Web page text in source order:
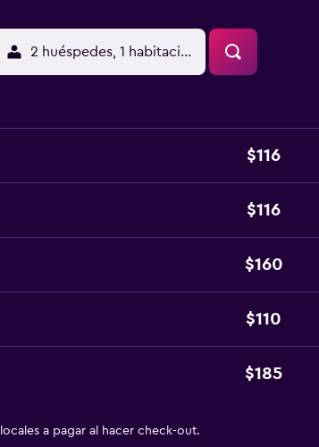
2 huéspedes, 1 habitación
$116
$116
$160
$110
$185
a pagar al hacer check-out.